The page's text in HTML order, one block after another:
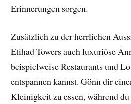
Erinnerungen sorgen.
Zusätzlich zu der herrlichen
Etihad Towers auch luxuriöse
beispielweise Restaurants und
entspannen kannst. Gönn dir
Kleinigkeit zu essen, während du